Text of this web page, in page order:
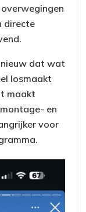
directe
dat wat
losmaakt
maakt
en
voor